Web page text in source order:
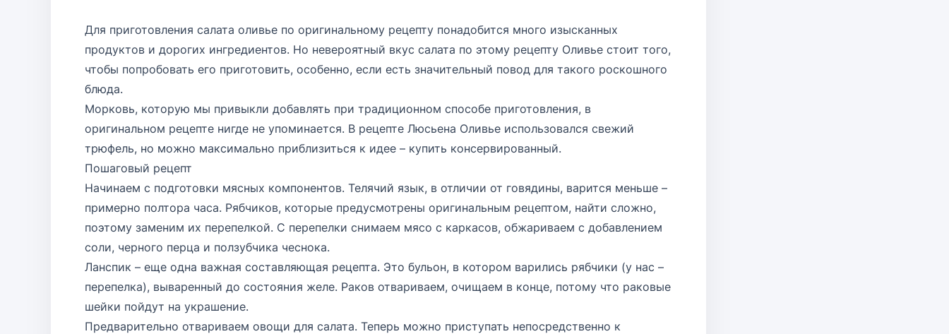
Для приготовления салата оливье по оригинальному рецепту понадобится много изысканных
продуктов и дорогих ингредиентов. Но невероятный вкус салата по этому рецепту Оливье стоит того,
чтобы попробовать его приготовить, особенно, если есть значительный повод для такого роскошного
блюда.
Морковь, которую мы привыкли добавлять при традиционном способе приготовления, в
оригинальном рецепте нигде не упоминается. В рецепте Люсьена Оливье использовался свежий
трюфель, но можно максимально приблизиться к идее – купить консервированный.
Пошаговый рецепт
Начинаем с подготовки мясных компонентов. Телячий язык, в отличии от говядины, варится меньше –
примерно полтора часа. Рябчиков, которые предусмотрены оригинальным рецептом, найти сложно,
поэтому заменим их перепелкой. С перепелки снимаем мясо с каркасов, обжариваем с добавлением
соли, черного перца и ползубчика чеснока.
Ланспик – еще одна важная составляющая рецепта. Это бульон, в котором варились рябчики (у нас –
перепелка), вываренный до состояния желе. Раков отвариваем, очищаем в конце, потому что раковые
шейки пойдут на украшение.
Предварительно отвариваем овощи для салата. Теперь можно приступать непосредственно к